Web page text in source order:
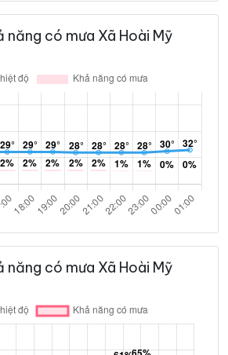
năng có mưa Xã Hoài Mỹ
năng có mưa Xã Hoài Mỹ